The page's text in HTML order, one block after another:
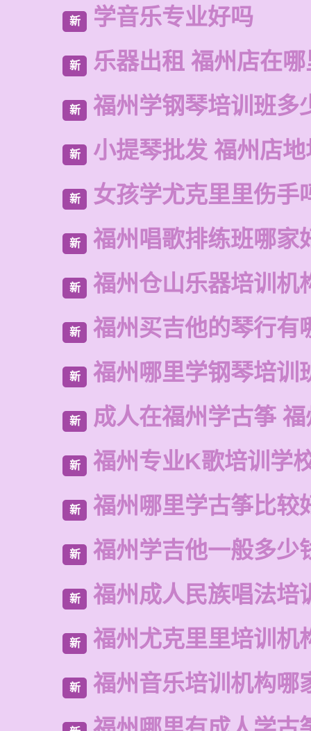
新 学音乐专业好吗
新 乐器出租 福州店在
新 福州学钢琴培训班多
新 小提琴批发 福州店
新 女孩学尤克里里伤手
新 福州唱歌排练班哪家
新 福州仓山乐器培训机
新 福州买吉他的琴行有
新 福州哪里学钢琴培训
新 成人在福州学古筝
新 福州专业K歌培训学
新 福州哪里学古筝比较
新 福州学吉他一般多少
新 福州成人民族唱法培
新 福州尤克里里培训机
新 福州音乐培训机构哪